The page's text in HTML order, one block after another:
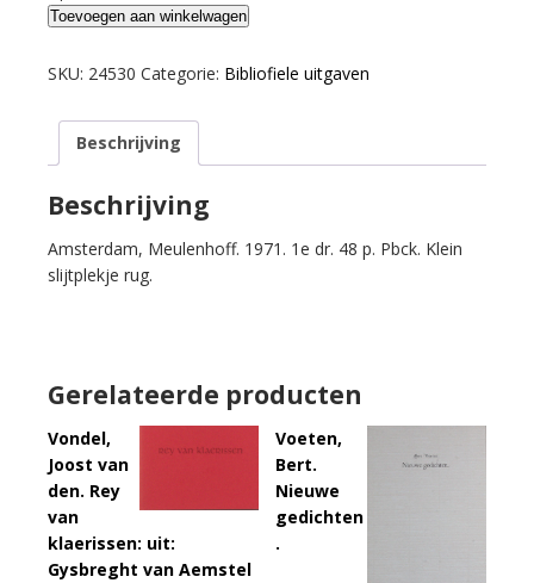
Korteweg,
Niks
Romantic
Agony.
aantal
Toevoegen aan winkelwagen
SKU: 24530 Categorie: Bibliofiele uitgaven
Beschrijving
Beschrijving
Amsterdam, Meulenhoff. 1971. 1e dr. 48 p. Pbck. Klein
slijtplekje rug.
Gerelateerde producten
Vondel,
Joost van
den. Rey
van
klaerissen: uit:
Gysbreght van Aemstel
Voeten,
Bert.
Nieuwe
gedichten
.